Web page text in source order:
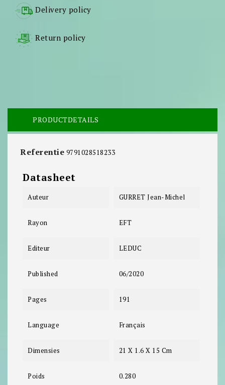
Delivery policy
Return policy
PRODUCTDETAILS
Referentie 9791028518233
Datasheet
Auteur GURRET Jean-Michel
Rayon EFT
Editeur LEDUC
Published 06/2020
Pages 191
Language Français
Dimensies 21 X 1.6 X 15 Cm
Poids 0.280